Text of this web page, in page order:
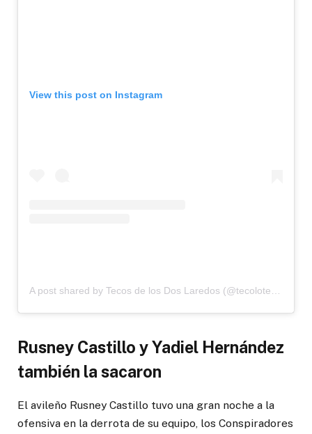
View this post on Instagram
Rusney Castillo y Yadiel Hernández
también la sacaron
El avileño Rusney Castillo tuvo una gran noche a la
ofensiva en la derrota de su equipo, los Conspiradores